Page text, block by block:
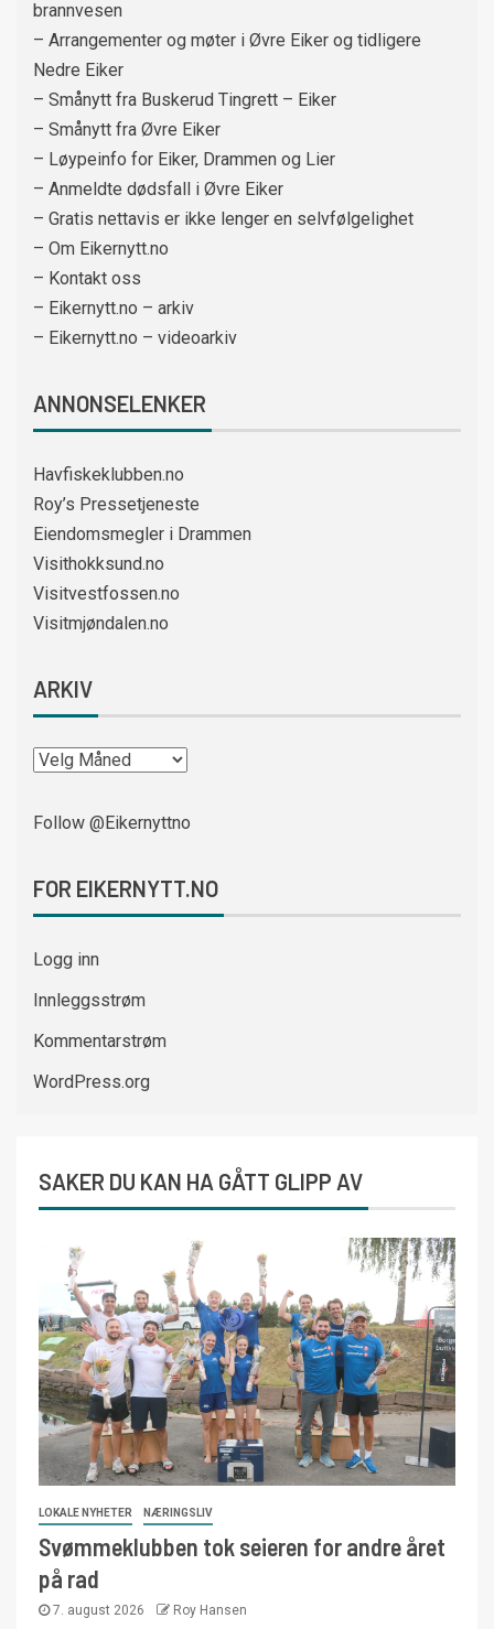
brannvesen
– Arrangementer og møter i Øvre Eiker og tidligere
Nedre Eiker
– Smånytt fra Buskerud Tingrett – Eiker
– Smånytt fra Øvre Eiker
– Løypeinfo for Eiker, Drammen og Lier
– Anmeldte dødsfall i Øvre Eiker
– Gratis nettavis er ikke lenger en selvfølgelighet
– Om Eikernytt.no
– Kontakt oss
– Eikernytt.no – arkiv
– Eikernytt.no – videoarkiv
ANNONSELENKER
Havfiskeklubben.no
Roy’s Pressetjeneste
Eiendomsmegler i Drammen
Visithokksund.no
Visitvestfossen.no
Visitmjøndalen.no
ARKIV
Follow @Eikernyttno
FOR EIKERNYTT.NO
Logg inn
Innleggsstrøm
Kommentarstrøm
WordPress.org
SAKER DU KAN HA GÅTT GLIPP AV
LOKALE NYHETER NÆRINGSLIV
Svømmeklubben tok seieren for andre året
på rad
7. august 2026 Roy Hansen